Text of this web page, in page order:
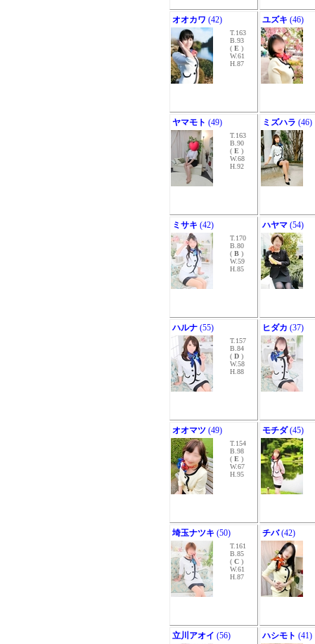
オオカワ (42)
T.163
B.93
( E )
W.61
H.87
ユズキ (46)
ヤマモト (49)
T.163
B.90
( E )
W.68
H.92
ミズハラ (46)
ミサキ (42)
T.170
B.80
( B )
W.59
H.85
ハヤマ (54)
ハルナ (55)
T.157
B.84
( D )
W.58
H.88
ヒダカ (37)
オオマツ (49)
T.154
B.98
( E )
W.67
H.95
モチダ(45)
埼玉ナツキ (50)
T.161
B.85
( C )
W.61
H.87
チバ(42)
立川アオイ (56) ハシモト (41)